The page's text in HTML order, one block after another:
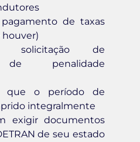
de taxas
houver)
solicitação de
de penalidade
que o período de
integralmente
exigir documentos
de seu estado